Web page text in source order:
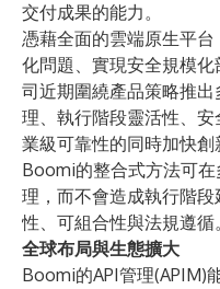
交付成果的能力。
憑藉全面的雲端原生平
化問題、實現安全規模
司近期圍繞產品策略推
理、執行階段靈活性、
業級可靠性的同時加快創
Boomi的整合式方法可
理，而不會造成執行階
性、可組合性與法規遵循。
全球布局與生態擴大
Boomi的API管理(APIM)